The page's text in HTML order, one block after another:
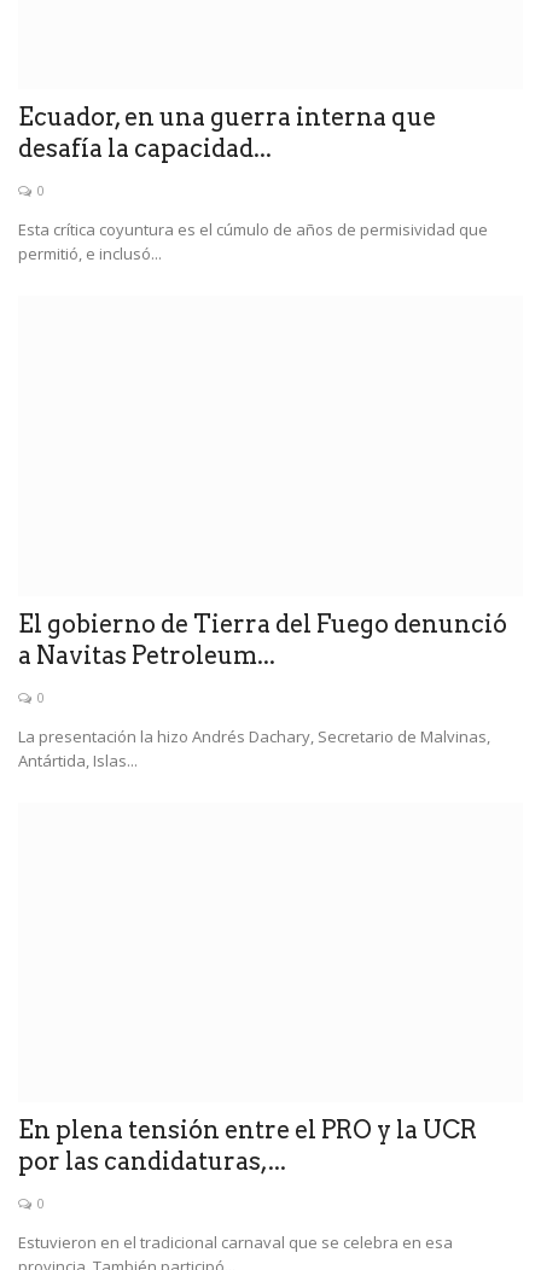
Ecuador, en una guerra interna que
desafía la capacidad...
0
Esta crítica coyuntura es el cúmulo de años de permisividad que
permitió, e inclusó...
El gobierno de Tierra del Fuego denunció
a Navitas Petroleum...
0
La presentación la hizo Andrés Dachary, Secretario de Malvinas,
Antártida, Islas...
En plena tensión entre el PRO y la UCR
por las candidaturas,...
0
Estuvieron en el tradicional carnaval que se celebra en esa